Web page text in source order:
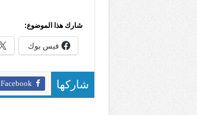
شارك هذا الموضوع:
فيس بوك
شاركها Facebook